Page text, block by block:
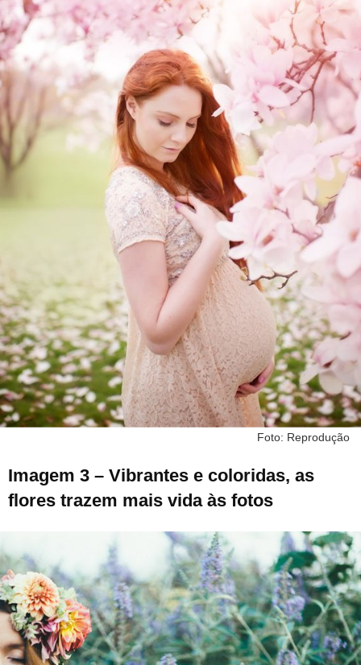
Foto: Reprodução
Imagem 3 – Vibrantes e coloridas, as
flores trazem mais vida às fotos